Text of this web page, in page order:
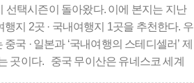
선택시즌이 돌아왔다. 이에 본지는 지난
지 2곳 · 국내여행지 1곳을 추천한다. 우
국 · 일본과 ‘국내여행의 스테디셀러’ 제
곳이다. 중국 무이산은 유네스코 세계